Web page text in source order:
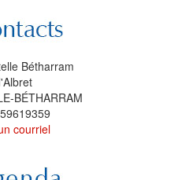
Bétharram
BÉTHARRAM
courriel